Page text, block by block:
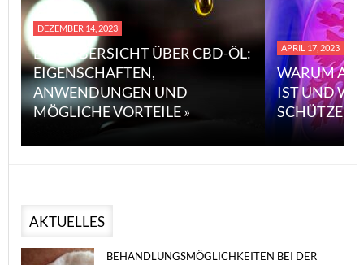
DEZEMBER 14, 2023
EINE ÜBERSICHT ÜBER CBD-ÖL:
EIGENSCHAFTEN,
ANWENDUNGEN UND
MÖGLICHE VORTEILE »
APRIL 17, 2023
WARUM
IST UND WIE
SCHÜTZEN
AKTUELLES
BEHANDLUNGSMÖGLICHKEITEN BEI DER